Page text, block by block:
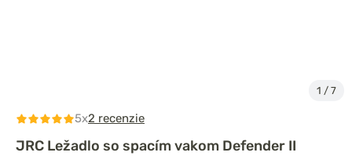
1 / 7
5x2 recenzie
JRC Ležadlo so spacím vakom Defender II